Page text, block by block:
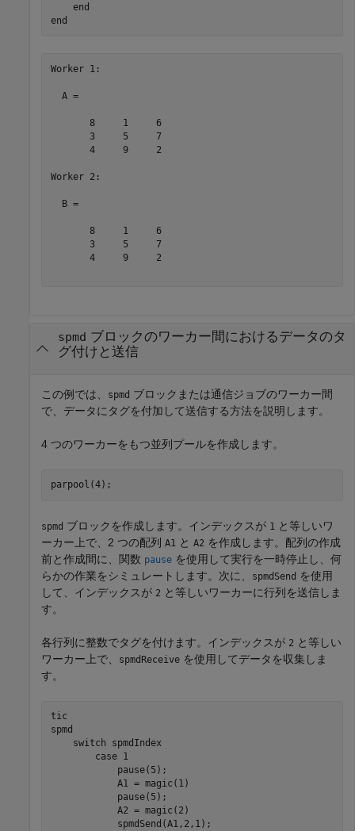
end
end
Worker 1:
  A =
       8     1     6
       3     5     7
       4     9     2
Worker 2:
  B =
       8     1     6
       3     5     7
       4     9     2
spmd ブロックのワーカー間におけるデータのタ
グ付けと送信
この例では、 spmd ブロックまたは通信ジョブのワーカー間
で、データにタグを付加して送信する方法を説明します。
4 つのワーカーをもつ並列プールを作成します。
parpool(4);
spmd ブロックを作成します。インデックスが 1 と等しいワ
ーカー上で、2 つの配列 A1 と A2 を作成します。配列の作成
前と作成間に、関数 pause を使用して実行を一時停止し、何
らかの作業をシミュレートします。次に、
spmdSend を使用
して、インデックスが 2 と等しいワーカーに行列を送信しま
す。
各行列に整数でタグを付けます。インデックスが 2 と等しい
ワーカー上で、
spmdReceive を使用してデータを収集しま
す。
spmd
switch spmdIndex
case 1
            pause(5);
            A1 = magic(1)
            pause(5);
            A2 = magic(2)
            spmdSend(A1,2,1);